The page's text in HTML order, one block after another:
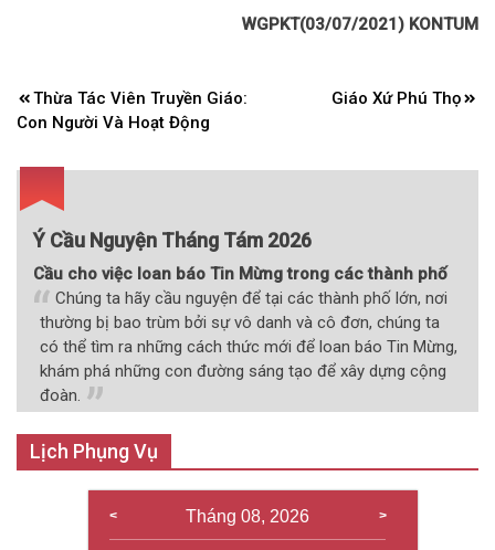
WGPKT(03/07/2021) KONTUM
Điều
hướng
viết
Thừa Tác Viên Truyền Giáo:
Con Người Và Hoạt Động
Giáo Xứ Phú Thọ
Ý Cầu Nguyện Tháng Tám 2026
Cầu cho việc loan báo Tin Mừng trong các thành phố
Chúng ta hãy cầu nguyện để tại các thành phố lớn, nơi
thường bị bao trùm bởi sự vô danh và cô đơn, chúng ta
có thể tìm ra những cách thức mới để loan báo Tin Mừng,
khám phá những con đường sáng tạo để xây dựng cộng
đoàn.
Lịch Phụng Vụ
Tháng 08, 2026